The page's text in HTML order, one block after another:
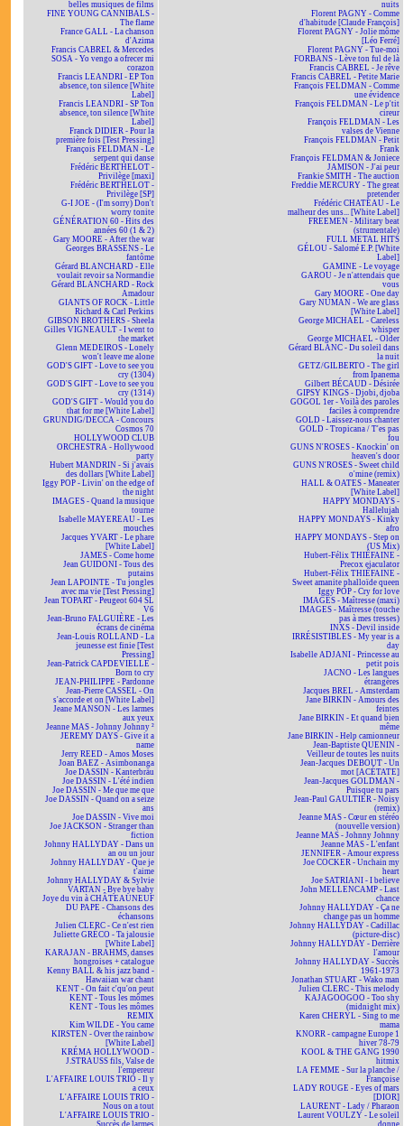
belles musiques de films
FINE YOUNG CANNIBALS -
The flame
France GALL - La chanson
d'Azima
Francis CABREL & Mercedes
SOSA - Yo vengo a ofrecer mi
corazon
Francis LEANDRI - EP Ton
absence, ton silence [White
Label]
Francis LEANDRI - SP Ton
absence, ton silence [White
Label]
Franck DIDIER - Pour la
première fois [Test Pressing]
François FELDMAN - Le
serpent qui danse
Frédéric BERTHELOT -
Privilège [maxi]
Frédéric BERTHELOT -
Privilège [SP]
G-I JOE - (I'm sorry) Don't
worry tonite
GÉNÉRATION 60 - Hits des
années 60 (1 & 2)
Gary MOORE - After the war
Georges BRASSENS - Le
fantôme
Gérard BLANCHARD - Elle
voulait revoir sa Normandie
Gérard BLANCHARD - Rock
Amadour
GIANTS OF ROCK - Little
Richard & Carl Perkins
GIBSON BROTHERS - Sheela
Gilles VIGNEAULT - I went to
the market
Glenn MEDEIROS - Lonely
won't leave me alone
GOD'S GIFT - Love to see you
cry (1304)
GOD'S GIFT - Love to see you
cry (1314)
GOD'S GIFT - Would you do
that for me [White Label]
GRUNDIG/DECCA - Concours
Cosmos 70
HOLLYWOOD CLUB
ORCHESTRA - Hollywood
party
Hubert MANDRIN - Si j'avais
des dollars [White Label]
Iggy POP - Livin' on the edge of
the night
IMAGES - Quand la musique
tourne
Isabelle MAYEREAU - Les
mouches
Jacques YVART - Le phare
[White Label]
JAMES - Come home
Jean GUIDONI - Tous des
putains
Jean LAPOINTE - Tu jongles
avec ma vie [Test Pressing]
Jean TOPART - Peugeot 604 SL
V6
Jean-Bruno FALGUIÈRE - Les
écrans de cinéma
Jean-Louis ROLLAND - La
jeunesse est finie [Test
Pressing]
Jean-Patrick CAPDEVIELLE -
Born to cry
JEAN-PHILIPPE - Pardonne
Jean-Pierre CASSEL - On
s'accorde et on [White Label]
Jeane MANSON - Les larmes
aux yeux
Jeanne MAS - Johnny Johnny ²
JEREMY DAYS - Give it a
name
Jerry REED - Amos Moses
Joan BAEZ - Asimbonanga
Joe DASSIN - Kanterbräu
Joe DASSIN - L'été indien
Joe DASSIN - Me que me que
Joe DASSIN - Quand on a seize
ans
Joe DASSIN - Vive moi
Joe JACKSON - Stranger than
fiction
Johnny HALLYDAY - Dans un
an ou un jour
Johnny HALLYDAY - Que je
t'aime
Johnny HALLYDAY & Sylvie
VARTAN - Bye bye baby
Joye du vin à CHÂTEAUNEUF
DU PAPE - Chansons des
échansons
Julien CLERC - Ce n'est rien
Juliette GRÉCO - Ta jalousie
[White Label]
KARAJAN - BRAHMS, danses
hongroises + catalogue
Kenny BALL & his jazz band -
Hawaiian war chant
KENT - On fait c'qu'on peut
KENT - Tous les mômes
KENT - Tous les mômes
REMIX
Kim WILDE - You came
KIRSTEN - Over the rainbow
[White Label]
KRÉMA HOLLYWOOD -
J.STRAUSS fils, Valse de
l'empereur
L'AFFAIRE LOUIS TRIO - Il y
a ceux
L'AFFAIRE LOUIS TRIO -
Nous on a tout
L'AFFAIRE LOUIS TRIO -
Succès de larmes
nuits
Florent PAGNY - Comme
d'habitude [Claude François]
Florent PAGNY - Jolie môme
[Léo Ferré]
Florent PAGNY - Tue-moi
FORBANS - Lève ton ful de là
Francis CABREL - Je rêve
Francis CABREL - Petite Marie
François FELDMAN - Comme
une évidence
François FELDMAN - Le p'tit
cireur
François FELDMAN - Les
valses de Vienne
François FELDMAN - Petit
Frank
François FELDMAN & Joniece
JAMISON - J'ai peur
Frankie SMITH - The auction
Freddie MERCURY - The great
pretender
Frédéric CHATEAU - Le
malheur des uns... [White Label]
FREEMEN - Military beat
(strumentale)
FULL METAL HITS
GÉLOU - Salomé E.P. [White
Label]
GAMINE - Le voyage
GAROU - Je n'attendais que
vous
Gary MOORE - One day
Gary NUMAN - We are glass
[White Label]
George MICHAEL - Careless
whisper
George MICHAEL - Older
Gérard BLANC - Du soleil dans
la nuit
GETZ/GILBERTO - The girl
from Ipanema
Gilbert BÉCAUD - Désirée
GIPSY KINGS - Djobi, djoba
GOGOL 1er - Voilà des paroles
faciles à comprendre
GOLD - Laissez-nous chanter
GOLD - Tropicana / T'es pas
fou
GUNS N'ROSES - Knockin' on
heaven's door
GUNS N'ROSES - Sweet child
o'mine (remix)
HALL & OATES - Maneater
[White Label]
HAPPY MONDAYS -
Hallelujah
HAPPY MONDAYS - Kinky
afro
HAPPY MONDAYS - Step on
(US Mix)
Hubert-Félix THIÉFAINE -
Precox ejaculator
Hubert-Félix THIÉFAINE -
Sweet amanite phalloïde queen
Iggy POP - Cry for love
IMAGES - Maîtresse (maxi)
IMAGES - Maîtresse (touche
pas à mes tresses)
INXS - Devil inside
IRRÉSISTIBLES - My year is a
day
Isabelle ADJANI - Princesse au
petit pois
JACNO - Les langues
étrangères
Jacques BREL - Amsterdam
Jane BIRKIN - Amours des
feintes
Jane BIRKIN - Et quand bien
même
Jane BIRKIN - Help camionneur
Jean-Baptiste QUENIN -
Veilleur de toutes les nuits
Jean-Jacques DEBOUT - Un
mot [ACÉTATE]
Jean-Jacques GOLDMAN -
Puisque tu pars
Jean-Paul GAULTIER - Noisy
(remix)
Jeanne MAS - Cœur en stéréo
(nouvelle version)
Jeanne MAS - Johnny Johnny
Jeanne MAS - L'enfant
JENNIFER - Amour express
Joe COCKER - Unchain my
heart
Joe SATRIANI - I believe
John MELLENCAMP - Last
chance
Johnny HALLYDAY - Ça ne
change pas un homme
Johnny HALLYDAY - Cadillac
(picture-disc)
Johnny HALLYDAY - Derrière
l'amour
Johnny HALLYDAY - Succès
1961-1973
Jonathan STUART - Wako man
Julien CLERC - This melody
KAJAGOOGOO - Too shy
(midnight mix)
Karen CHERYL - Sing to me
mama
KNORR - campagne Europe 1
hiver 78-79
KOOL & THE GANG 1990
hitmix
LA FEMME - Sur la planche /
Françoise
LADY ROUGE - Eyes of mars
[DIOR]
LAURENT - Lady / Pharaon
Laurent VOULZY - Le soleil
donne